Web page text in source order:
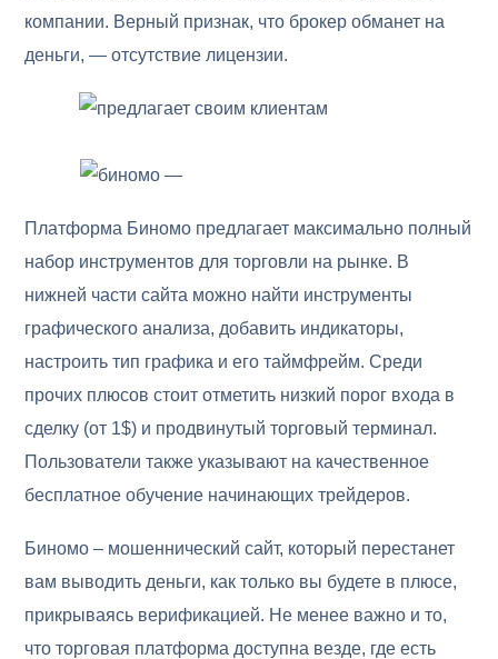
компании. Верный признак, что брокер обманет на
деньги, — отсутствие лицензии.
Платформа Биномо предлагает максимально полный
набор инструментов для торговли на рынке. В
нижней части сайта можно найти инструменты
графического анализа, добавить индикаторы,
настроить тип графика и его таймфрейм. Среди
прочих плюсов стоит отметить низкий порог входа в
сделку (от 1$) и продвинутый торговый терминал.
Пользователи также указывают на качественное
бесплатное обучение начинающих трейдеров.
Биномо – мошеннический сайт, который перестанет
вам выводить деньги, как только вы будете в плюсе,
прикрываясь верификацией. Не менее важно и то,
что торговая платформа доступна везде, где есть